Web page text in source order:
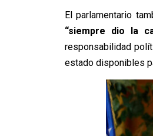
El parlamentario
“siempre dio la
responsabilidad
estado disponibles